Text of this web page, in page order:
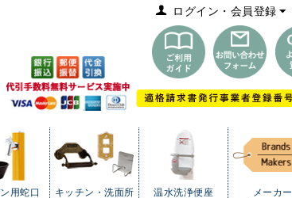
ログイン・会員登録
用蛇口
キッチン・洗面所
温水洗浄便座
メーカー